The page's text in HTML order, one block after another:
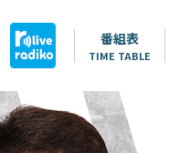
番組表
TIME TABLE